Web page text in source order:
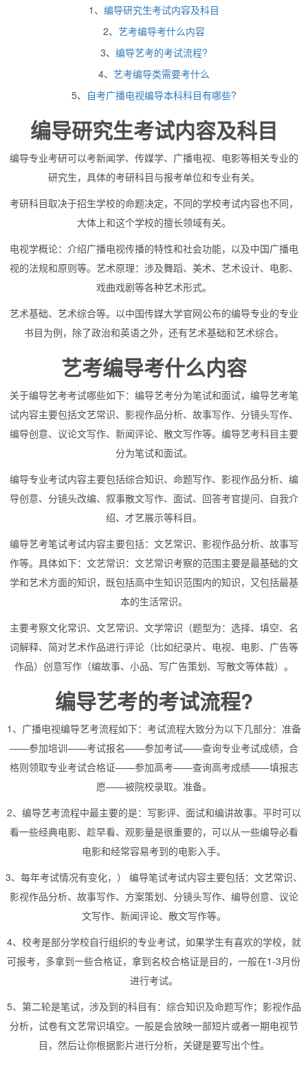
1、 编导研究生考试内容及科目
2、 艺考编导考什么内容
3、 编导艺考的考试流程?
4、 艺考编导类需要考什么
5、 自考广播电视编导本科科目有哪些?
编导研究生考试内容及科目
编导专业考研可以考新闻学、传媒学、广播电视、电影等相关专业的
研究生，具体的考研科目与报考单位和专业有关。
考研科目取决于招生学校的命题决定，不同的学校考试内容也不同，
大体上和这个学校的擅长领域有关。
电视学概论：介绍广播电视传播的特性和社会功能，以及中国广播电
视的法规和原则等。艺术原理：涉及舞蹈、美术、艺术设计、电影、
戏曲戏剧等各种艺术形式。
艺术基础、艺术综合等。以中国传媒大学官网公布的编导专业的专业
书目为例，除了政治和英语之外，还有艺术基础和艺术综合。
艺考编导考什么内容
关于编导艺考考试哪些如下：编导艺考分为笔试和面试，编导艺考笔
试内容主要包括文艺常识、影视作品分析、故事写作、分镜头写作、
编导创意、议论文写作、新闻评论、散文写作等。编导艺考科目主要
分为笔试和面试。
编导专业考试内容主要包括综合知识、命题写作、影视作品分析、编
导创意、分镜头改编、叙事散文写作、面试、回答考官提问、自我介
绍、才艺展示等科目。
编导艺考笔试考试内容主要包括：文艺常识、影视作品分析、故事写
作等。具体如下：文艺常识：文艺常识考察的范围主要是最基础的文
学和艺术方面的知识，既包括高中生知识范围内的知识，又包括最基
本的生活常识。
主要考察文化常识、文艺常识、文学常识（题型为：选择、填空、名
词解释、简对艺术作品进行评论（比如纪录片、电视、电影、广告等
作品）创意写作（编故事、小品、写广告策划、写散文等体裁）。
编导艺考的考试流程?
1、广播电视编导艺考流程如下：考试流程大致分为以下几部分：准备
——参加培训——考试报名——参加考试——查询专业考试成绩，合
格则领取专业考试合格证——参加高考——查询高考成绩——填报志
愿——被院校录取。准备。
2、编导艺考流程中最主要的是：写影评、面试和编讲故事。平时可以
看一些经典电影、趁早看、观影量是很重要的，可以从一些编导必看
电影和经常容易考到的电影入手。
3、每年考试情况有变化，） 编导笔试考试内容主要包括：文艺常识、
影视作品分析、故事写作、方案策划、分镜头写作、编导创意、议论
文写作、新闻评论、散文写作等。
4、校考是部分学校自行组织的专业考试，如果学生有喜欢的学校，就
可报考，多拿到一些合格证，拿到名校合格证是目的，一般在1-3月份
进行考试。
5、第二轮是笔试，涉及到的科目有：综合知识及命题写作；影视作品
分析，试卷有文艺常识填空。一般是会放映一部短片或者一期电视节
目，然后让你根据影片进行分析，关键是要写出个性。